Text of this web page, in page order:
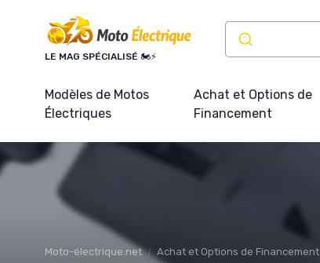
LE MAG SPÉCIALISÉ 🏍️⚡
Modèles de Motos
Électriques
Achat et Options de
Financement
Moto-électrique.net Achat et Options de Financement